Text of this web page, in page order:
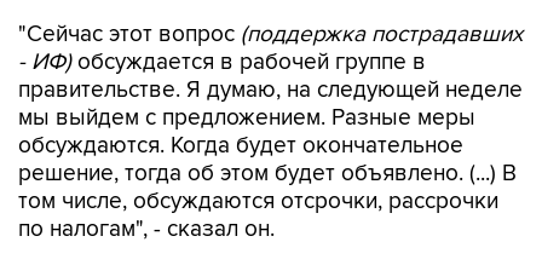
"Сейчас этот вопрос (поддержка пострадавших
- ИФ)обсуждается в рабочей группе в
правительстве. Я думаю, на следующей неделе
мы выйдем с предложением. Разные меры
обсуждаются. Когда будет окончательное
решение, тогда об этом будет объявлено. (...) В
том числе, обсуждаются отсрочки, рассрочки
по налогам", - сказал он.